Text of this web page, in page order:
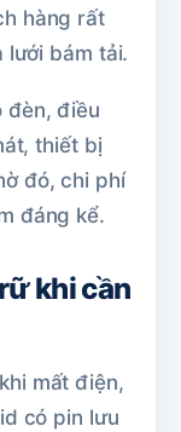
hàng rất
lưới bám tải.
đèn, điều
thiết bị
đó, chi phí
đáng kể.
khi cần
mất điện,
có pin lưu